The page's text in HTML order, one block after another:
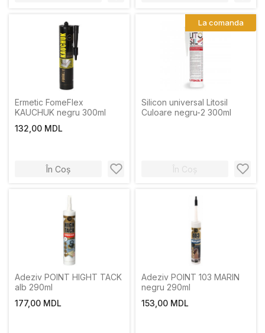
Ermetic FomeFlex
KAUCHUK negru 300ml
132,00 MDL
În Coș
Silicon universal Litosil
Culoare negru-2 300ml
În Coș
La comanda
Adeziv POINT HIGHT TACK
alb 290ml
177,00 MDL
Adeziv POINT 103 MARIN
negru 290ml
153,00 MDL